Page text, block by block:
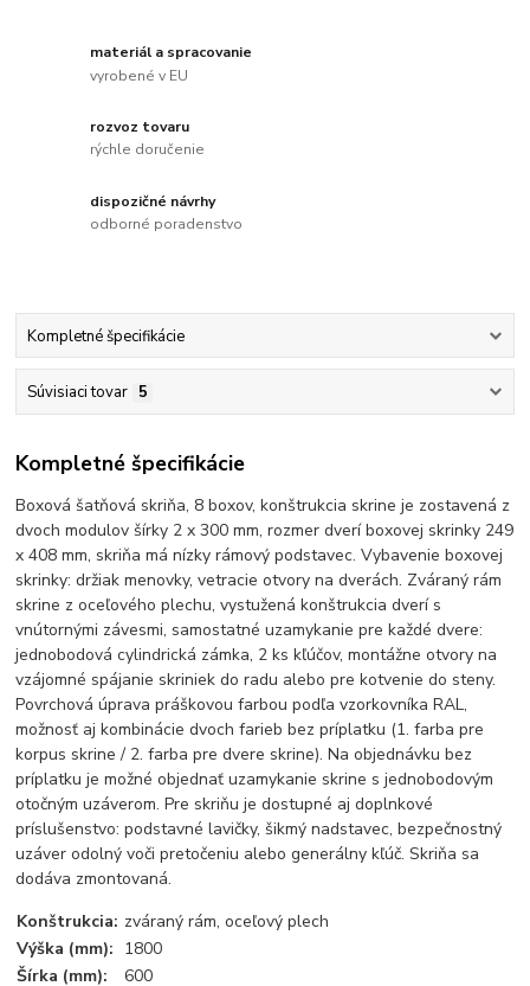
materiál a spracovanie
vyrobené v EU
rozvoz tovaru
rýchle doručenie
dispozičné návrhy
odborné poradenstvo
Kompletné špecifikácie
Súvisiaci tovar 5
Kompletné špecifikácie
Boxová šatňová skriňa, 8 boxov, konštrukcia skrine je zostavená z
dvoch modulov šírky 2 x 300 mm, rozmer dverí boxovej skrinky 249
x 408 mm, skriňa má nízky rámový podstavec. Vybavenie boxovej
skrinky: držiak menovky, vetracie otvory na dverách. Zváraný rám
skrine z oceľového plechu, vystužená konštrukcia dverí s
vnútornými závesmi, samostatné uzamykanie pre každé dvere:
jednobodová cylindrická zámka, 2 ks kľúčov, montážne otvory na
vzájomné spájanie skriniek do radu alebo pre kotvenie do steny.
Povrchová úprava práškovou farbou podľa vzorkovníka RAL,
možnosť aj kombinácie dvoch farieb bez príplatku (1. farba pre
korpus skrine / 2. farba pre dvere skrine). Na objednávku bez
príplatku je možné objednať uzamykanie skrine s jednobodovým
otočným uzáverom. Pre skriňu je dostupné aj doplnkové
príslušenstvo: podstavné lavičky, šikmý nadstavec, bezpečnostný
uzáver odolný voči pretočeniu alebo generálny kľúč. Skriňa sa
dodáva zmontovaná.
Konštrukcia: zváraný rám, oceľový plech
Výška (mm): 1800
Šírka (mm):
600